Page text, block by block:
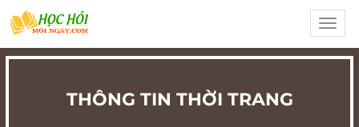
THÔNG TIN THỜI TRANG